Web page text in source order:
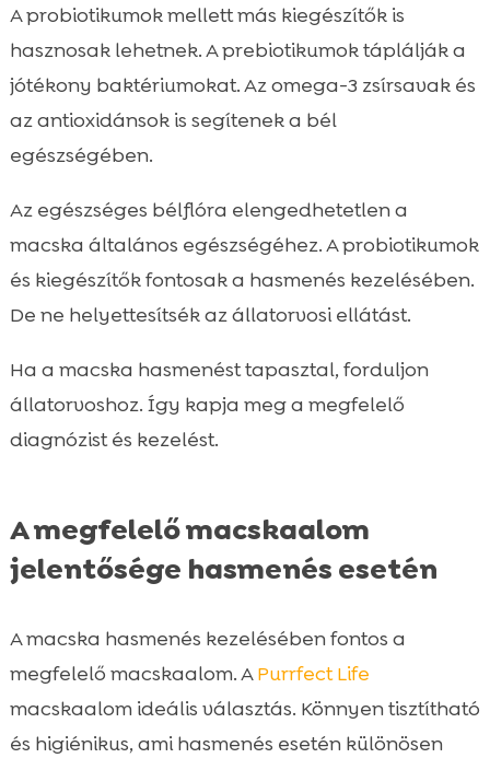
A probiotikumok mellett más kiegészítők is
hasznosak lehetnek. A prebiotikumok táplálják a
jótékony baktériumokat. Az omega-3 zsírsavak és
az antioxidánsok is segítenek a bél
egészségében.
Az egészséges bélflóra elengedhetetlen a
macska általános egészségéhez. A probiotikumok
és kiegészítők fontosak a hasmenés kezelésében.
De ne helyettesítsék az állatorvosi ellátást.
Ha a macska hasmenést tapasztal, forduljon
állatorvoshoz. Így kapja meg a megfelelő
diagnózist és kezelést.
A megfelelő macskaalom
jelentősége hasmenés esetén
A macska hasmenés kezelésében fontos a
megfelelő macskaalom. APurrfect Life
macskaalom ideális választás. Könnyen tisztítható
és higiénikus, ami hasmenés esetén különösen